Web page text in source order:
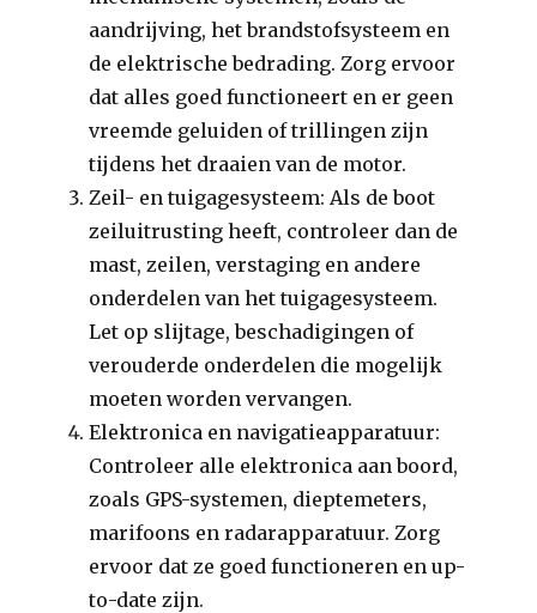
aandrijving, het brandstofsysteem en
de elektrische bedrading. Zorg ervoor
dat alles goed functioneert en er geen
vreemde geluiden of trillingen zijn
tijdens het draaien van de motor.
Zeil- en tuigagesysteem: Als de boot
zeiluitrusting heeft, controleer dan de
mast, zeilen, verstaging en andere
onderdelen van het tuigagesysteem.
Let op slijtage, beschadigingen of
verouderde onderdelen die mogelijk
moeten worden vervangen.
Elektronica en navigatieapparatuur:
Controleer alle elektronica aan boord,
zoals GPS-systemen, dieptemeters,
marifoons en radarapparatuur. Zorg
ervoor dat ze goed functioneren en up-
to-date zijn.